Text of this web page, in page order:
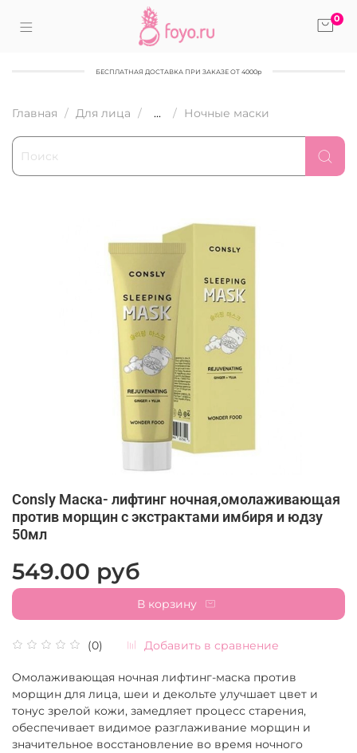
0
БЕСПЛАТНАЯ ДОСТАВКА ПРИ ЗАКАЗЕ ОТ 4000р
Главная Для лица ... Ночные маски
Consly Маска- лифтинг ночная,омолаживающая
против морщин с экстрактами имбиря и юдзу
50мл
(0) Добавить в сравнение
549.00 руб
В корзину
Омолаживающая ночная лифтинг-маска против
морщин для лица, шеи и декольте улучшает цвет и
тонус зрелой кожи, замедляет процесс старения,
обеспечивает видимое разглаживание морщин и
значительное восстановление во время ночного